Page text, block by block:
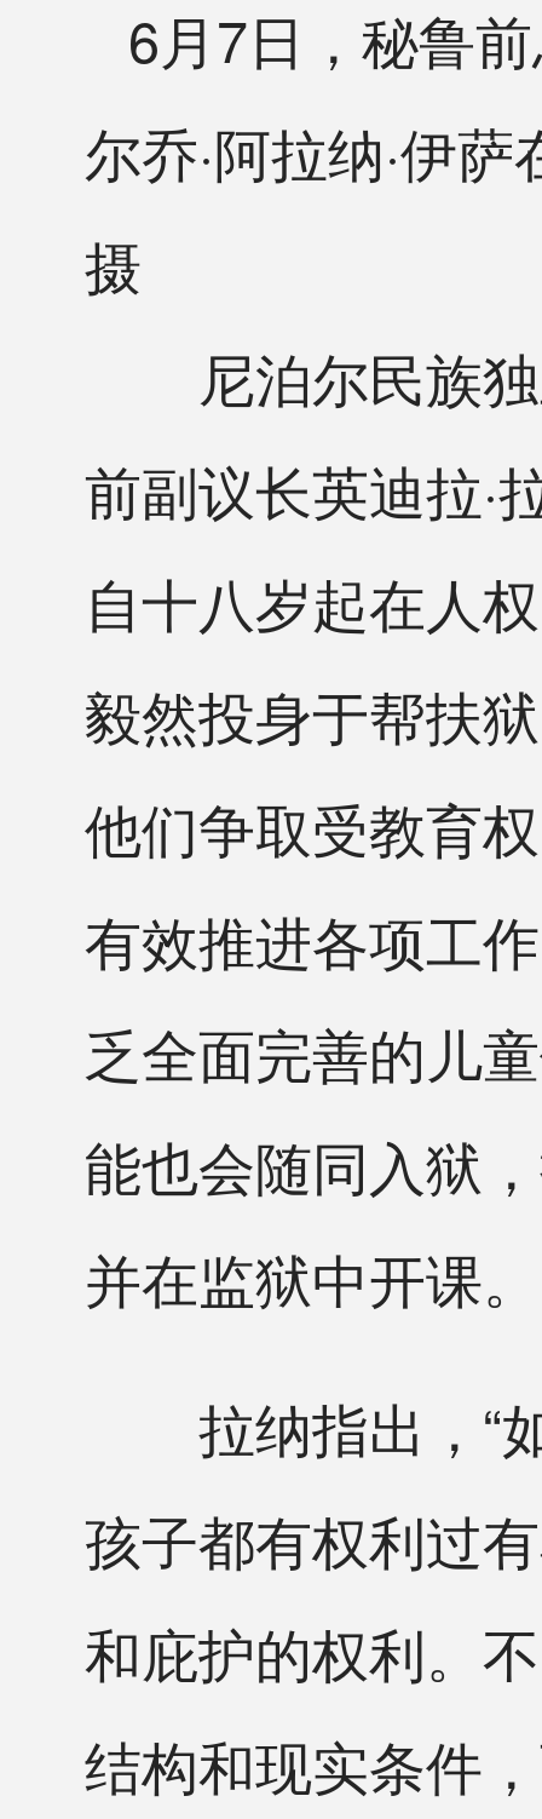
6月7日，秘鲁
尔乔·阿拉纳·伊
摄
尼泊尔民族独
前副议长英迪拉·
自十八岁起在人
毅然投身于帮扶
他们争取受教育
有效推进各项工
乏全面完善的儿
能也会随同入狱
并在监狱中开课。
拉纳指出，“如
孩子都有权利过
和庇护的权利。
结构和现实条件